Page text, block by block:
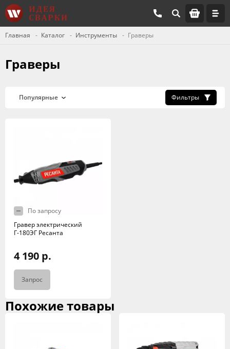
Главная Каталог Инструменты Граверы
Граверы
Фильтры
По запросу
Гравер электрический
Г-180ЭГ Ресанта
4 190 р.
Запрос
Похожие товары